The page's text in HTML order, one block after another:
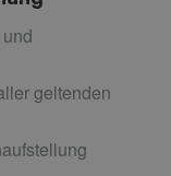
geltenden